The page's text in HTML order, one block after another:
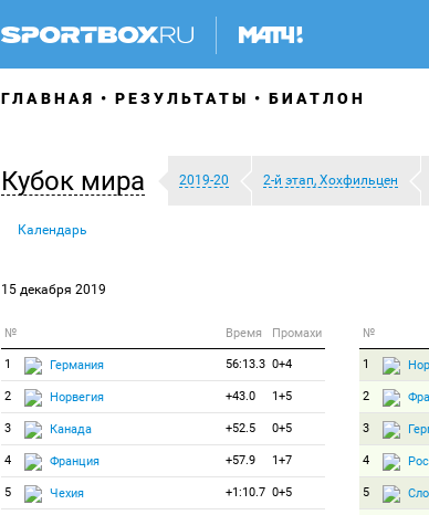
ГЛАВНАЯ РЕЗУЛЬТАТЫ БИАТЛОН
Кубок мира 2019-20 2-й этап, Хохфильцен
Календарь
15 декабря 2019
№ Время Промахи
1 Германия 56:13.3 0+4
2 Норвегия +43.0 1+5
3 Канада +52.5 0+5
4 Франция +57.9 1+7
5 Чехия +1:10.7 0+5
№
1
2
3
4
5